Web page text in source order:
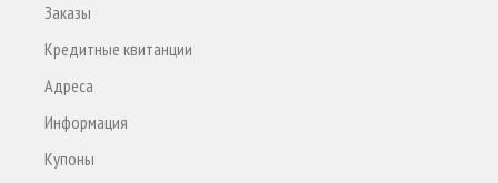
Заказы
Кредитные квитанции
Адреса
Информация
Купоны